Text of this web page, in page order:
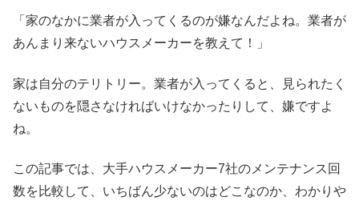
「家のなかに業者が入ってくるのが嫌なんだよね。業者が
あんまり来ないハウスメーカーを教えて！」
家は自分のテリトリー。業者が入ってくると、見られたく
ないものを隠さなければいけなかったりして、嫌ですよ
ね。
この記事では、大手ハウスメーカー7社のメンテナンス回
数を比較して、いちばん少ないのはどこなのか、わかりや